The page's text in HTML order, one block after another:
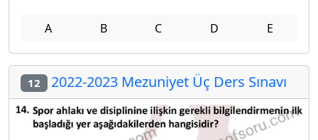
A B C D E
12 2022-2023 Mezuniyet Üç Ders Sınavı